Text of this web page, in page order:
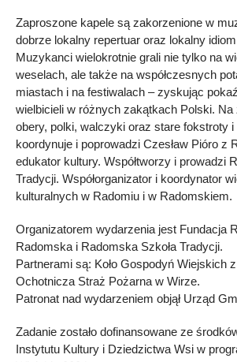
Zaproszone kapele są zakorzenione w
dobrze lokalny repertuar oraz lokalny
Muzykanci wielokrotnie grali nie tylko na
weselach, ale także na współczesnych
miastach i na festiwalach – zyskując
wielbicieli w różnych zakątkach Polski.
obery, polki, walczyki oraz stare fokstroty
koordynuje i poprowadzi Czesław Pióro z
edukator kultury. Współtworzy i prowadzi
Tradycji. Współorganizator i koordynator
kulturalnych w Radomiu i w Radomskiem.
Organizatorem wydarzenia jest Fundacja
Radomska i Radomska Szkoła Tradycji.
Partnerami są: Koło Gospodyń Wiejskich
Ochotnicza Straż Pożarna w Wirze.
Patronat nad wydarzeniem objął Urząd
Zadanie zostało dofinansowane ze
Instytutu Kultury i Dziedzictwa Wsi w